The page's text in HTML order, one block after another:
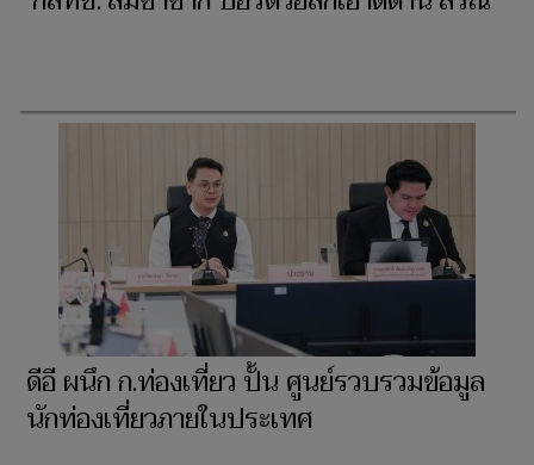
ดีอี ผนึก ก.ท่องเที่ยว ปั้น ศูนย์รวบรวมข้อมูล
นักท่องเที่ยวภายในประเทศ